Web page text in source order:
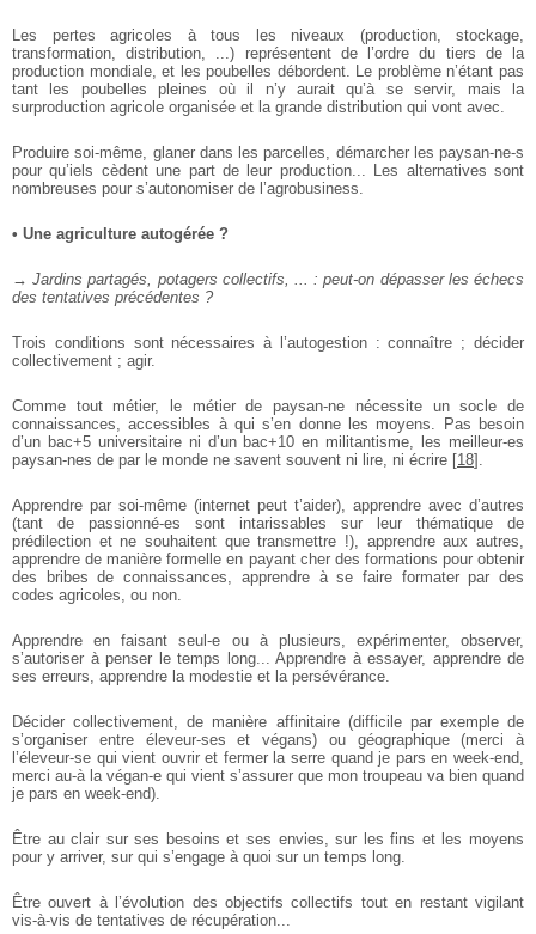
Les pertes agricoles à tous les niveaux (production, stockage,
transformation, distribution, ...) représentent de l’ordre du tiers de la
production mondiale, et les poubelles débordent. Le problème n’étant pas
tant les poubelles pleines où il n’y aurait qu’à se servir, mais la
surproduction agricole organisée et la grande distribution qui vont avec.
Produire soi-même, glaner dans les parcelles, démarcher les paysan-ne-s
pour qu’iels cèdent une part de leur production... Les alternatives sont
nombreuses pour s’autonomiser de l’agrobusiness.
• Une agriculture autogérée ?
→ Jardins partagés, potagers collectifs, ... : peut-on dépasser les échecs
des tentatives précédentes ?
Trois conditions sont nécessaires à l’autogestion : connaître ; décider
collectivement ; agir.
Comme tout métier, le métier de paysan-ne nécessite un socle de
connaissances, accessibles à qui s’en donne les moyens. Pas besoin
d’un bac+5 universitaire ni d’un bac+10 en militantisme, les meilleur-es
paysan-nes de par le monde ne savent souvent ni lire, ni écrire [18]
Apprendre par soi-même (internet peut t’aider), apprendre avec d’autres
(tant de passionné-es sont intarissables sur leur thématique de
prédilection et ne souhaitent que transmettre !), apprendre aux autres,
apprendre de manière formelle en payant cher des formations pourobtenir
des bribes de connaissances, apprendre à se faire formater par des
codes agricoles, ou non.
Apprendre en faisant seul-e ou à plusieurs, expérimenter,
observer,
s’autoriser à penser le temps long... Apprendre à essayer, apprendre de
ses erreurs, apprendre la modestie et la persévérance.
Décider collectivement, de manière affinitaire (difficile parexemple de
s’organiser entre éleveur-ses et végans) ou géographique(merci à
l’éleveur-se qui vient ouvrir et fermer la serre quand je pars en week-end,
merci au-à la végan-e qui vient s’assurer que mon troupeau va bien quand
je pars en week-end).
Être au clair sur ses besoins et ses envies, sur les fins et les moyens
pour y arriver, sur qui s’engage à quoi sur un temps long.
Être ouvert à l’évolution des objectifs collectifs tout en restantvigilant
vis-à-vis de tentatives de récupération...